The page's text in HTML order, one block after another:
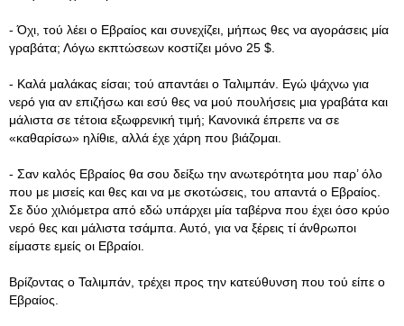
- Όχι, τού λέει ο Εβραίος και συνεχίζει, μήπως θες να αγοράσεις μία
γραβάτα; Λόγω εκπτώσεων κοστίζει μόνο 25 $.
- Καλά μαλάκας είσαι; τού απαντάει ο Ταλιμπάν. Εγώ ψάχνω για
νερό για αν επιζήσω και εσύ θες να μού πουλήσεις μια γραβάτα και
μάλιστα σε τέτοια εξωφρενική τιμή; Κανονικά έπρεπε να σε
«καθαρίσω» ηλίθιε, αλλά έχε χάρη που βιάζομαι.
- Σαν καλός Εβραίος θα σου δείξω την ανωτερότητα μου παρ’ όλο
που με μισείς και θες και να με σκοτώσεις, του απαντά ο Εβραίος.
Σε δύο χιλιόμετρα από εδώ υπάρχει μία ταβέρνα που έχει όσο κρύο
νερό θες και μάλιστα τσάμπα. Αυτό, για να ξέρεις τί άνθρωποι
είμαστε εμείς οι Εβραίοι.
Βρίζοντας ο Ταλιμπάν, τρέχει προς την κατεύθυνση που τού είπε ο
Εβραίος.